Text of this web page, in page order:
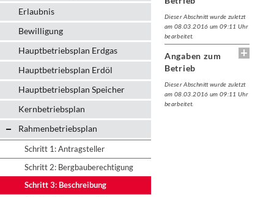
Erlaubnis
Bewilligung
Hauptbetriebsplan Erdgas
Hauptbetriebsplan Erdöl
Hauptbetriebsplan Speicher
Kernbetriebsplan
Rahmenbetriebsplan
Schritt 1: Antragsteller
Schritt 2: Bergbauberechtigung
Schritt 3: Beschreibung
Dieser Abschnitt wurde zuletzt
am 08.03.2016 um 09:11 Uhr
bearbeitet.
Angaben zum
Betrieb
Dieser Abschnitt wurde zuletzt
am 08.03.2016 um 09:11 Uhr
bearbeitet.